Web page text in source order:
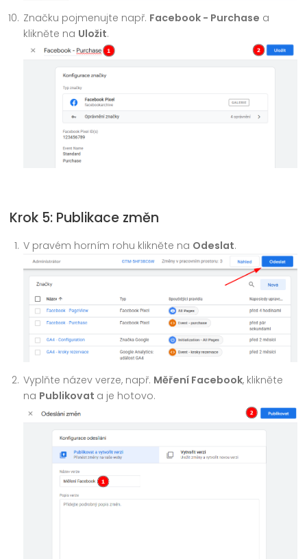
Značku pojmenujte např. Facebook - Purchase a
klikněte na Uložit.
Krok 5: Publikace změn
V pravém horním rohu klikněte na Odeslat.
Vyplňte název verze, např. Měření Facebook, klikněte
na Publikovat a je hotovo.